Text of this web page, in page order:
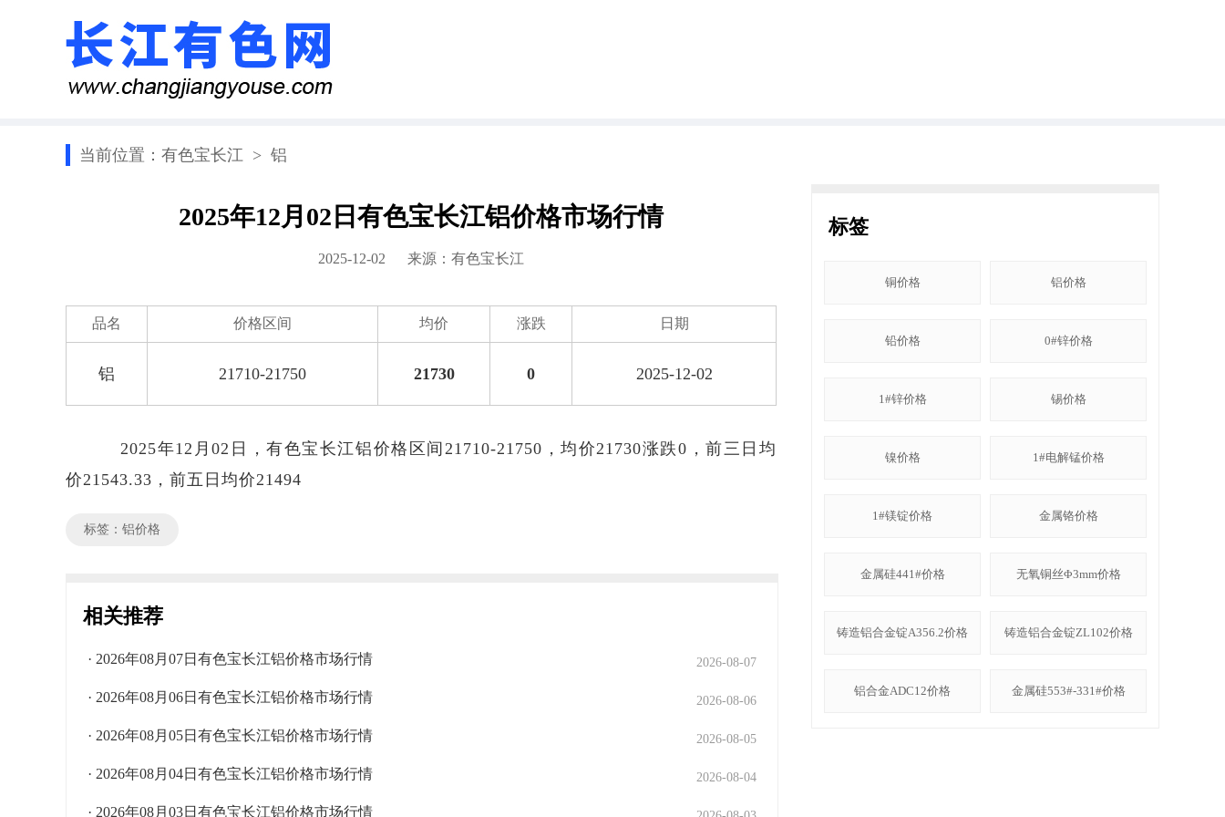
当前位置： 有色宝长江 > 铝
2025年12月02日有色宝长江铝价格市场行情
2025-12-02 来源： 有色宝长江
品名 价格区间 均价 涨跌 日期
铝 21710-21750 21730 0 2025-12-02
2025年12月02日，有色宝长江铝价格区间21710-21750，均价21730涨跌0，前三日均
价21543.33，前五日均价21494
标签：铝价格
相关推荐
· 2026年08月07日有色宝长江铝价格市场行情 2026-08-07
· 2026年08月06日有色宝长江铝价格市场行情 2026-08-06
· 2026年08月05日有色宝长江铝价格市场行情 2026-08-05
· 2026年08月04日有色宝长江铝价格市场行情 2026-08-04
· 2026年08月03日有色宝长江铝价格市场行情
标签
铜价格 铝价格
铅价格 0#锌价格
1#锌价格 锡价格
镍价格 1#电解锰价格
1#镁锭价格 金属铬价格
金属硅441#价格 无氧铜丝Φ3mm价格
铸造铝合金锭A356.2价格 铸造铝合金锭ZL102价格
铝合金ADC12价格 金属硅553#-331#价格